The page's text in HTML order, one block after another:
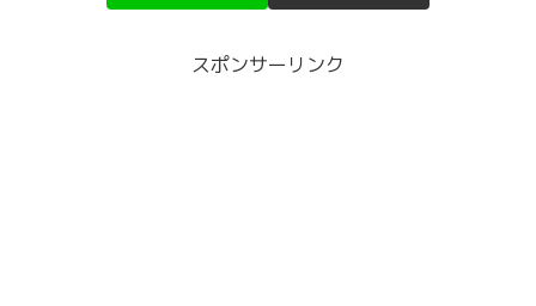
スポンサーリンク